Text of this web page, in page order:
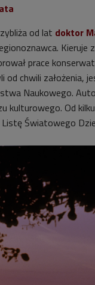
od lat doktor
Kieruje
prace
chwili założenia,
Naukowego.
kulturowego. Od
Światowego